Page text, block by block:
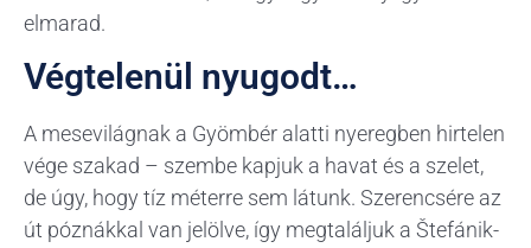
elmarad.
Végtelenül nyugodt…
A mesevilágnak a Gyömbér alatti nyeregben hirtelen
vége szakad – szembe kapjuk a havat és a szelet,
de úgy, hogy tíz méterre sem látunk. Szerencsére az
út póznákkal van jelölve, így megtaláljuk a Štefánik-